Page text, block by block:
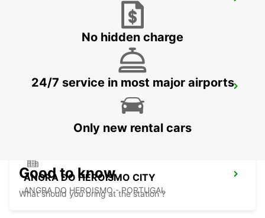
SAO JORGE AIRPORT
SAO JORGE - PORTUGAL
ANGRA DO HEROISMO CITY
ANGRA DO HEROISMO - PORTUGAL
No hidden charge
24/7 service in most major airports
Only new rental cars
Good to know
What should you bring at the station ?